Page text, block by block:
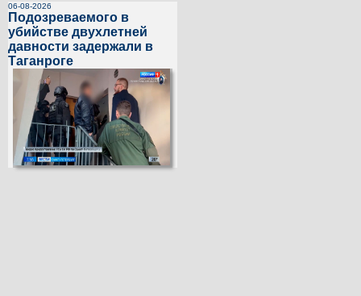
06-08-2026
Подозреваемого в
убийстве двухлетней
давности задержали в
Таганроге